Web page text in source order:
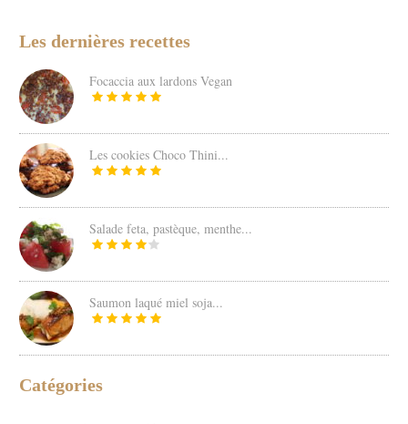
Les dernières recettes
Focaccia aux lardons Vegan
Les cookies Choco Thini...
Salade feta, pastèque, menthe...
Saumon laqué miel soja...
Catégories